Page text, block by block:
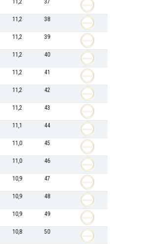
11,2 37
11,2 38
11,2 39
11,2 40
11,2 41
11,2 42
11,2 43
11,1 44
11,0 45
11,0 46
10,9 47
10,9 48
10,9 49
10,8 50